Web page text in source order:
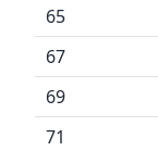
65
67
69
71